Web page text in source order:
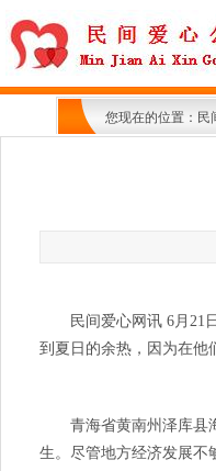
您现在的位置： 民
民间爱心网讯 6月21日
到夏日的余热，因为在他
青海省黄南州泽库县海
生。尽管地方经济发展不